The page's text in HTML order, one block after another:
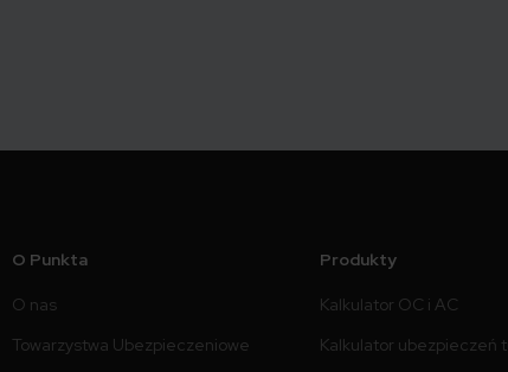
O Punkta
O nas
Towarzystwa Ubezpieczeniowe
Produkty
Kalkulator OC i AC
Kalkulator ubezpieczeń